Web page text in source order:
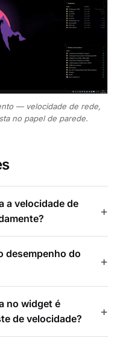
— velocidade de rede,
no papel de parede.
a velocidade de
desempenho do
no widget é
de velocidade?